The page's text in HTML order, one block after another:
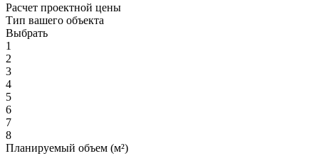
Расчет проектной цены
Тип вашего объекта
Выбрать
1
2
3
4
5
6
7
8
Планируемый объем (м²)